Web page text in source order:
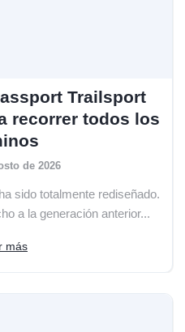
Trailsport
recorrer todos los
de 2026
sido totalmente rediseñado.
a la generación anterior...
más